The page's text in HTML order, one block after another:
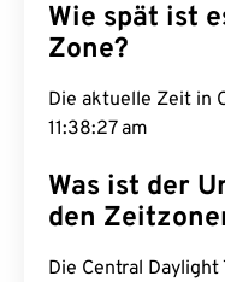
Wie spät ist
Zone?
Die aktuelle Zeit in
11:38:28 am
Was ist der
den
Die Central Daylight